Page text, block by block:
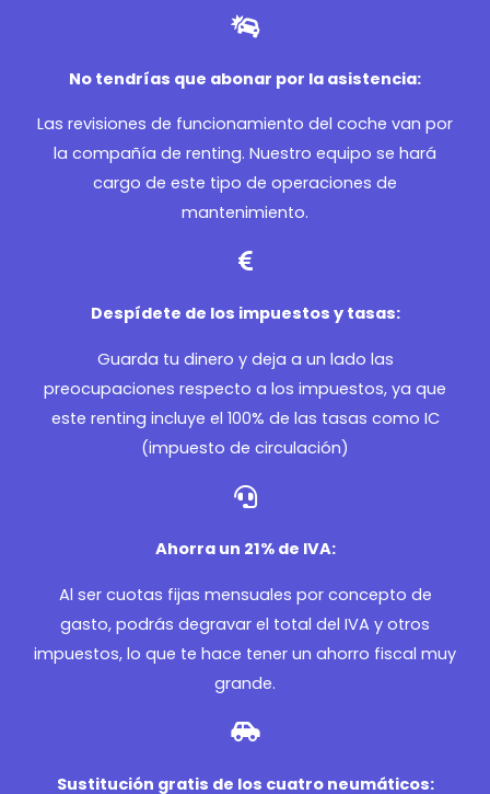
No tendrías que abonar por la asistencia:
Las revisiones de funcionamiento del coche van por
la compañía de renting. Nuestro equipo se hará
cargo de este tipo de operaciones de
mantenimiento.
Despídete de los impuestos y tasas:
Guarda tu dinero y deja a un lado las
preocupaciones respecto a los impuestos, ya que
este renting incluye el 100% de las tasas como IC
(impuesto de circulación)
Ahorra un 21% de IVA:
Al ser cuotas fijas mensuales por concepto de
gasto, podrás degravar el total del IVA y otros
impuestos, lo que te hace tener un ahorro fiscal muy
grande.
Sustitución gratis de los cuatro neumáticos: